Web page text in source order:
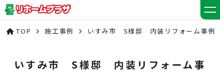
TOP 施工事例 いすみ市 S様邸 内装リフォーム事例
いすみ市 S様邸 内装リフォーム事